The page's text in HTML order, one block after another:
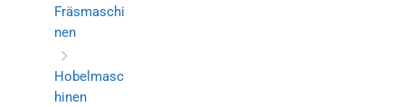
Fräsmaschi
nen
Hobelmasc
hinen